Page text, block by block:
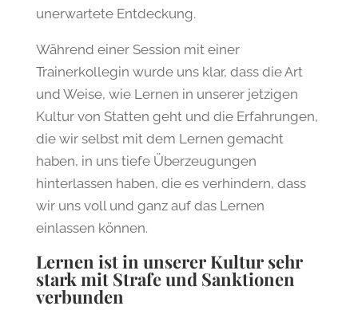
unerwartete Entdeckung.
Während einer Session mit einer
Trainerkollegin wurde uns klar, dass die Art
und Weise, wie Lernen in unserer jetzigen
Kultur von Statten geht und die Erfahrungen,
die wir selbst mit dem Lernen gemacht
haben, in uns tiefe Überzeugungen
hinterlassen haben, die es verhindern, dass
wir uns voll und ganz auf das Lernen
einlassen können.
Lernen ist in unserer Kultur sehr
stark mit Strafe und Sanktionen
verbunden